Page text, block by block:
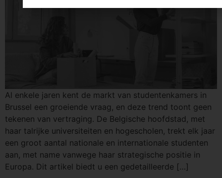
Al enkele jaren kent de markt van studentenkamers in
Brussel een groeiende vraag, en deze trend toont geen
tekenen van vertraging. De Belgische hoofdstad, met
haar talrijke universiteiten en hogescholen, trekt elk jaar
een groot aantal nationale en internationale studenten
aan, met name vanwege haar strategische positie in
Europa. Dit artikel biedt u een gedetailleerde […]